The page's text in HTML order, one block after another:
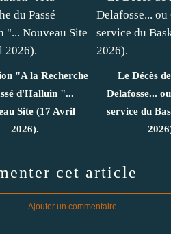
"A la Recherche
d'Halluin "...
Site (17 Avril
2026).
Le Décès
Delafosse...
service du
cet article
Ajouter un commentaire